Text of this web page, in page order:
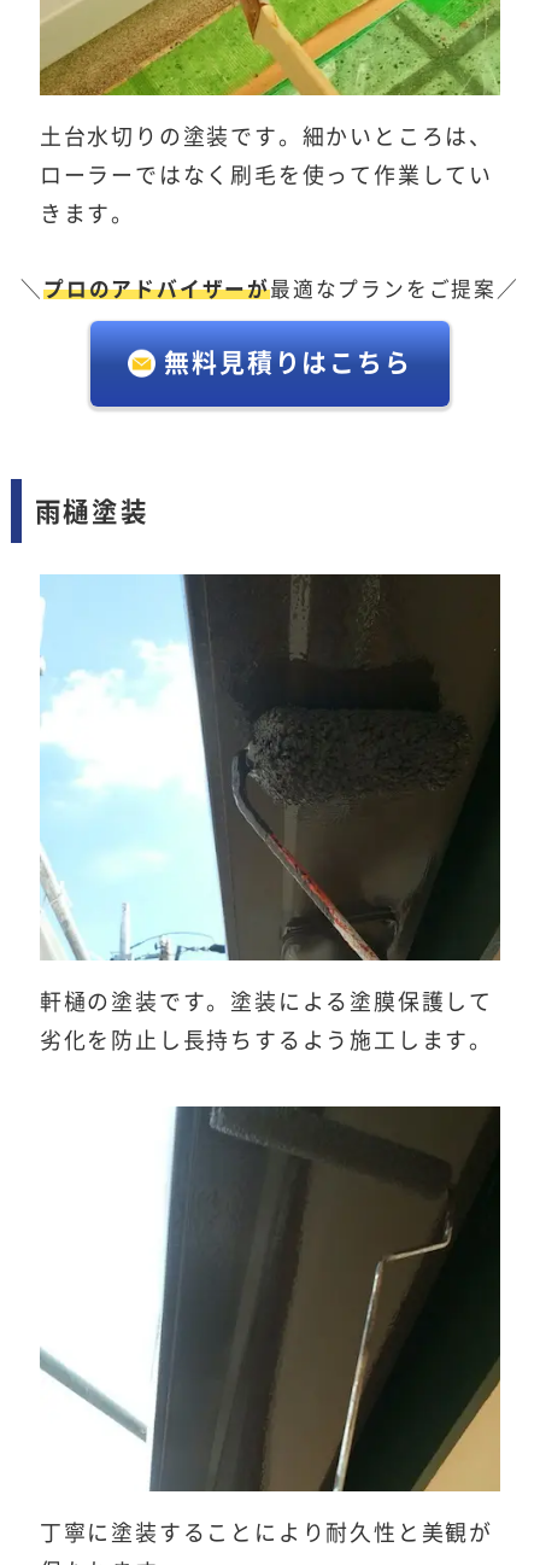
土台水切りの塗装です。細かいところは、
ローラーではなく刷毛を使って作業してい
きます。
＼プロのアドバイザーが最適なプランをご提案／
無料見積りはこちら
雨樋塗装
軒樋の塗装です。塗装による塗膜保護して
劣化を防止し長持ちするよう施工します。
丁寧に塗装することにより耐久性と美観が